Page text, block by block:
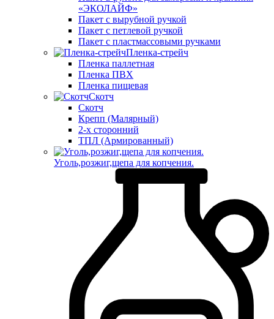
«ЭКОЛАЙФ»
Пакет с вырубной ручкой
Пакет с петлевой ручкой
Пакет с пластмассовыми ручками
Пленка-стрейч
Пленка паллетная
Пленка ПВХ
Пленка пищевая
Скотч
Скотч
Крепп (Малярный)
2-х сторонний
ТПЛ (Армированный)
Уголь,розжиг,щепа для копчения.